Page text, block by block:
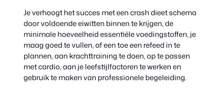
Je verhoogt het succes met een crash dieet schema
door voldoende eiwitten binnen te krijgen, de
minimale hoeveelheid essentiële voedingstoffen, je
maag goed te vullen, af een toe een refeed in te
plannen, aan krachttraining te doen, op te passen
met cardio, aan je leefstijlfactoren te werken en
gebruik te maken van professionele begeleiding.